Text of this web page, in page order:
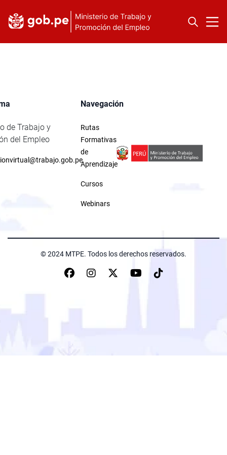
de Trabajo y
del Empleo
Navegación
Rutas
Formativas
de
Aprendizaje
Cursos
Webinars
© 2024 MTPE. Todos los derechos reservados.